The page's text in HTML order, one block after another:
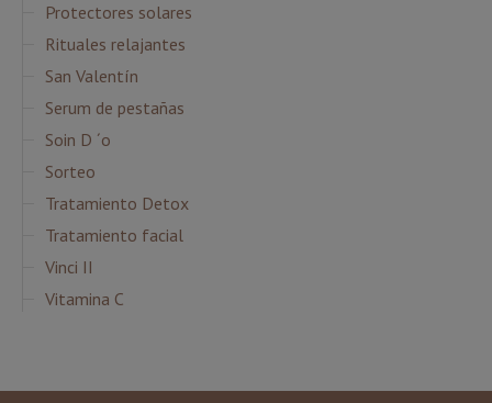
Protectores solares
Rituales relajantes
San Valentín
Serum de pestañas
Soin D ´o
Sorteo
Tratamiento Detox
Tratamiento facial
Vinci II
Vitamina C